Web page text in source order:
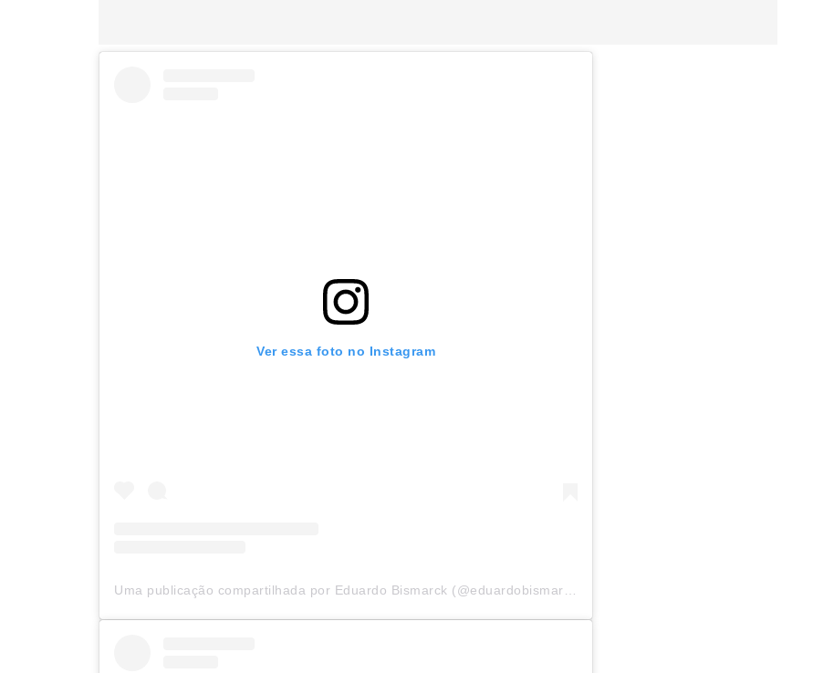
Ver essa foto no Instagram